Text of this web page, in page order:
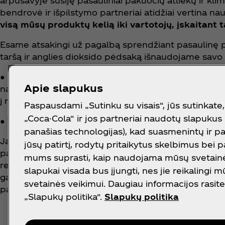
bendrovė ir išpilstymo partneriai atidžiai vertina
visą mūsų produktų kelią iki vartotojų, įskaitant
Esame atsakingi už pagalbą sprendžiant
taršą ir anglies dioksido pėdsaką išnaudojame
● Siekti, kad pirminėje pakuotėje būtų 35–40 %
naudojimą iki 30–35 % visame pasaulyje.
į rinką, skaičiaus.
● Telkti žmones, kad jie palaikytų sveiką, švarią
Jau šiandien visos mūsų pakuotės yra
pakuočių. 2022 m. vasarį užstato už gėrimų
reikšmingas žingsnis švaresnės šalies link tiek
gamintojų, prekybininkų ir visuomenės veiksmus
paplitusias gėrimų pakuotes.
Apie slapukus
Paspausdami „Sutinku su visais“, jūs
„Coca-Cola“ ir jos partneriai naudotų slapukus
panašias technologijas), kad suasmenintų ir
jūsų patirtį, rodytų pritaikytus skelbimus bei
mums suprasti, kaip naudojama mūsų
slapukai visada bus įjungti, nes jie reikalingi
svetainės veikimui. Daugiau informacijos
„Slapukų politika“. Slapukų politika